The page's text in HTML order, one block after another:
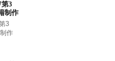
第3
制作
3
作